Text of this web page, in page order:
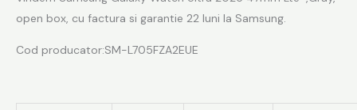
open box, cu factura si garantie 22 luni la Samsung.
Cod producator:SM-L705FZA2EUE